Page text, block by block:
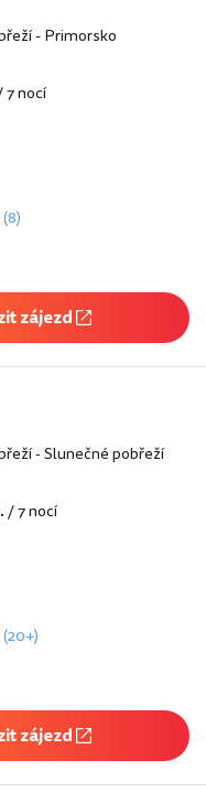
-Primorsko
7 nocí
zájezd
-Slunečné pobřeží
/ 7 nocí
zájezd